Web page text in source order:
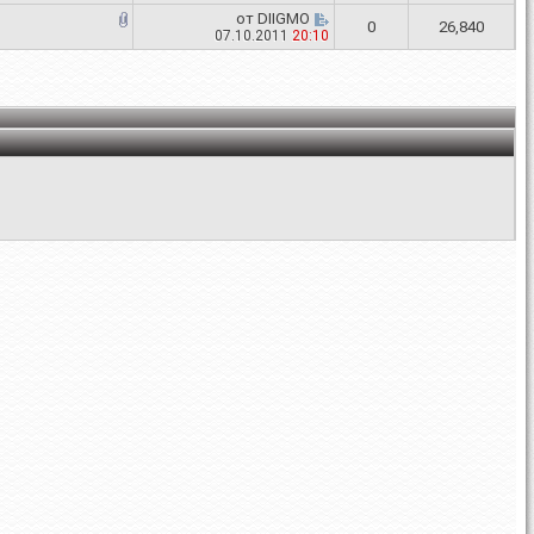
от DIIGMO
07.10.2011 20:10 0 26,840